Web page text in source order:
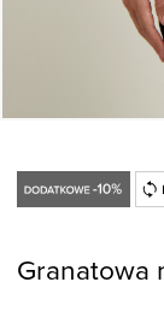
Granatowa